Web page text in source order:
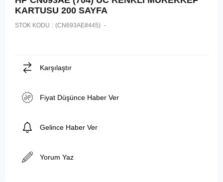
KARTUSU 200 SAYFA
STOK KODU (CN693AE#445)
Karşılaştır
Fiyat Düşünce Haber Ver
Gelince Haber Ver
Yorum Yaz